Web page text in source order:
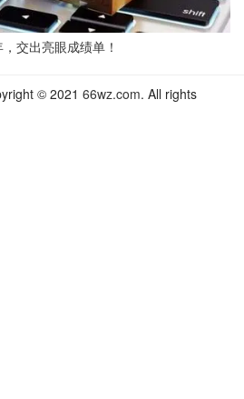
交出亮眼成绩单！
© 2021 66wz.com. All rights